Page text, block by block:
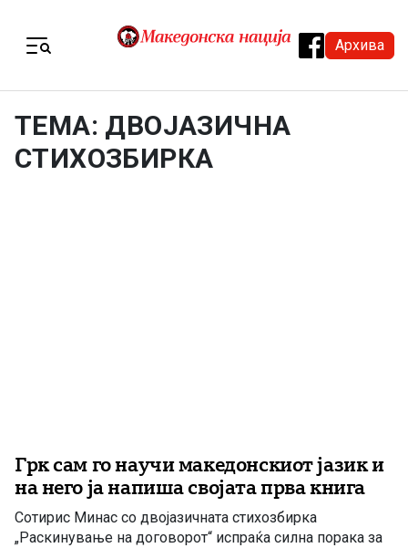
Архива
ТЕМА: ДВОЈАЗИЧНА
СТИХОЗБИРКА
Грк сам го научи македонскиот јазик и
на него ја напиша својата прва книга
Сотирис Минас со двојазичната стихозбирка
„Раскинување на договорот“ испраќа силна порака за